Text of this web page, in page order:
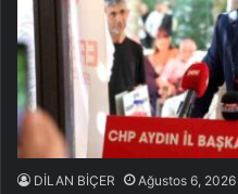
DİLAN BİÇER Ağustos 6, 2026